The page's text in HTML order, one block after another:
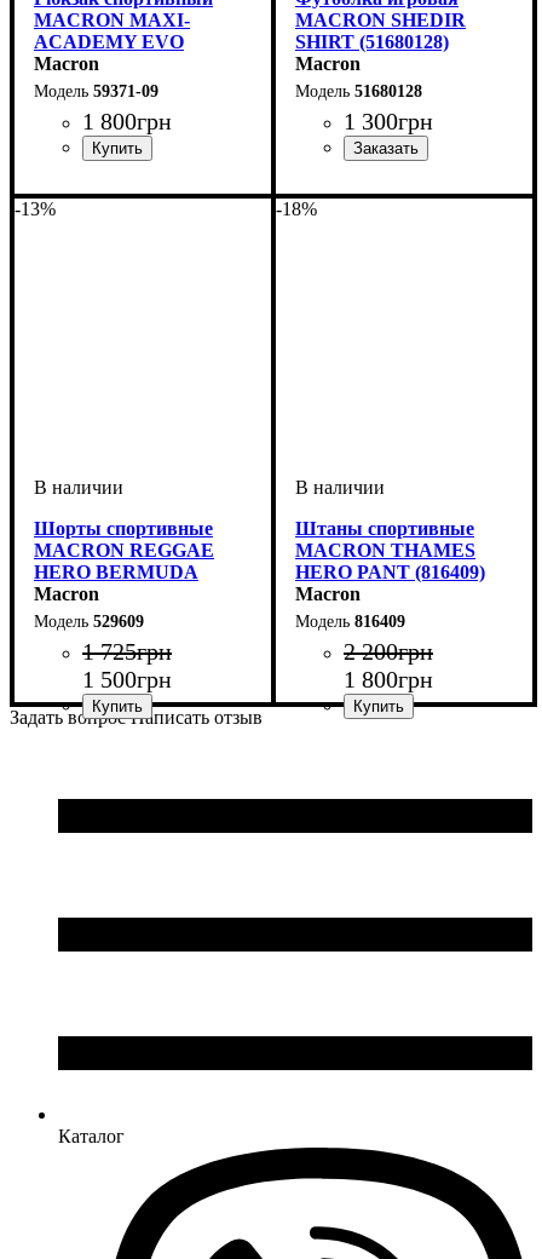
MACRON MAXI-
ACADEMY EVO
(5937109)
Macron
59371-09
1 800грн
MACRON SHEDIR
SHIRT (51680128)
Macron
51680128
1 300грн
Мужской
-13%
Шорты спортивные
MACRON REGGAE
HERO BERMUDA
(529609)
Macron
529609
1 725грн
1 500грн
Цвет: Черный
-18%
Штаны спортивные
MACRON THAMES
HERO PANT (816409)
Macron
816409
2 200грн
1 800грн
Задать вопрос Написать отзыв
Каталог